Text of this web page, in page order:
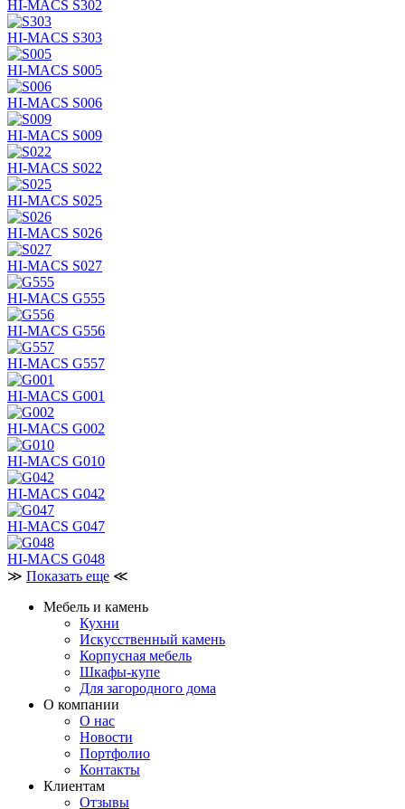
HI-MACS S302
HI-MACS S303
HI-MACS S005
HI-MACS S006
HI-MACS S009
HI-MACS S022
HI-MACS S025
HI-MACS S026
HI-MACS S027
HI-MACS G555
HI-MACS G556
HI-MACS G557
HI-MACS G001
HI-MACS G002
HI-MACS G010
HI-MACS G042
HI-MACS G047
HI-MACS G048
≫ Показать еще ≪
Мебель и камень
Кухни
Искусственный камень
Корпусная мебель
Шкафы-купе
Для загородного дома
О компании
О нас
Новости
Портфолио
Контакты
Клиентам
Отзывы